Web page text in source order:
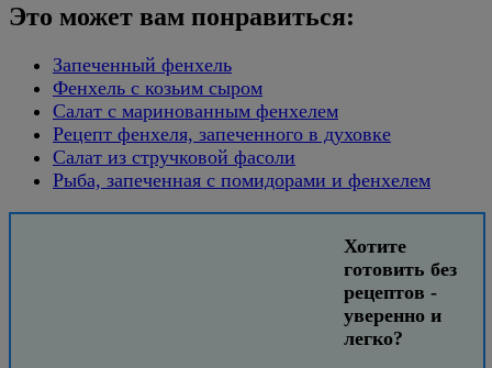
Это может вам понравиться:
Запеченный фенхель
Фенхель с козьим сыром
Салат с маринованным фенхелем
Рецепт фенхеля, запеченного в духовке
Салат из стручковой фасоли
Рыба, запеченная с помидорами и фенхелем
Хотите
готовить без
рецептов -
уверенно и
легко?